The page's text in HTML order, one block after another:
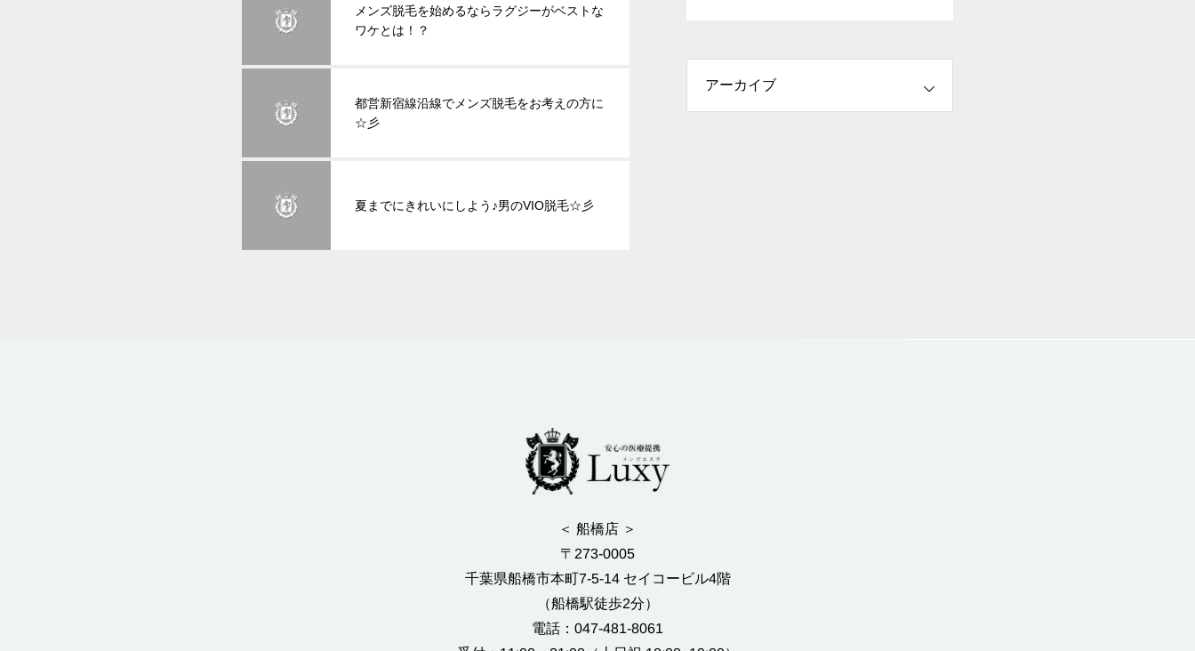
メンズ脱毛を始めるならラグジーがベストな
ワケとは！？
都営新宿線沿線でメンズ脱毛をお考えの方に
☆彡
夏までにきれいにしよう♪男のVIO脱毛☆彡
＜ 船橋店 ＞
〒273-0005
千葉県船橋市本町7-5-14 セイコービル4階
（船橋駅徒歩2分）
電話：047-481-8061